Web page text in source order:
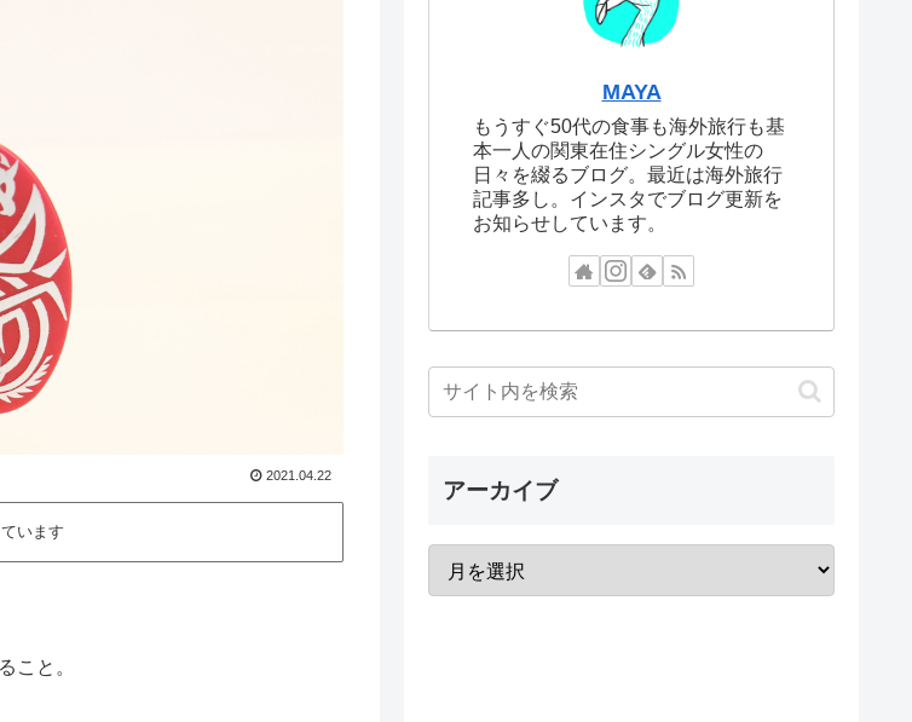
2021.04.22
います
こと。
MAYA
もうすぐ50代の食事も海外旅行も基
本一人の関東在住シングル女性の
日々を綴るブログ。最近は海外旅行
記事多し。インスタでブログ更新を
お知らせしています。
アーカイブ